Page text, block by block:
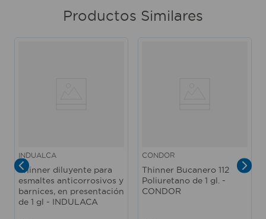
Productos Similares
INDUALCA
Thinner diluyente para
esmaltes anticorrosivos y
barnices, en presentación
de 1 gl - INDULACA
CONDOR
Thinner Bucanero 112
Poliuretano de 1 gl. -
CONDOR